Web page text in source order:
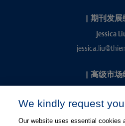
| 期刊发展
Jessica
| 高级市场
We kindly request
Our website uses essential cookies